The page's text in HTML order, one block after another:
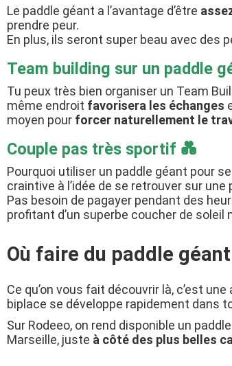
Le paddle géant a l’avantage d’être
prendre peur.
En plus, ils seront super beau avec des
Team building sur un paddle
Tu peux très bien organiser un Team
même endroit favorisera les échanges
moyen pour forcer naturellement le
Couple pas très sportif 💑
Pourquoi utiliser un paddle géant pour
craintive à l’idée de se retrouver sur
Pas besoin de pagayer pendant des
profitant d’un superbe coucher de soleil
Où faire du paddle
Ce qu’on vous fait découvrir là, c’est
biplace se développe rapidement dans
Sur Rodeeo, on rend disponible un
Marseille, juste à côté des plus belles